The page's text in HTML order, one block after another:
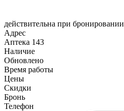
действительна при бронировании
Адрес
Аптека 143
Наличие
Обновлено
Время работы
Цены
Скидки
Бронь
Телефон